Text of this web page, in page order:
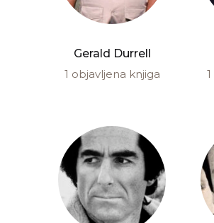
Gerald Durrell
1 objavljena knjiga